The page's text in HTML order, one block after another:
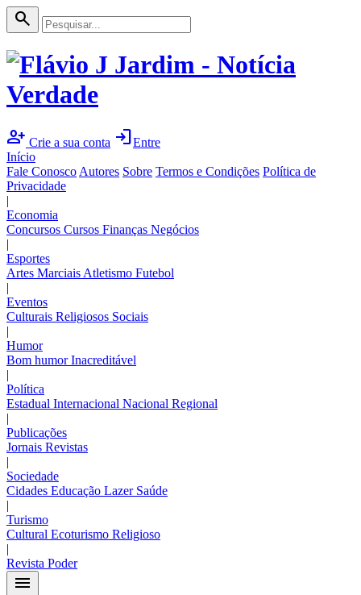
search
person_add Crie a sua conta loginEntre
Início
Fale Conosco Autores Sobre Termos e Condições Política de
Privacidade
|
Economia
Concursos Cursos Finanças Negócios
|
Esportes
Artes Marciais Atletismo Futebol
|
Eventos
Culturais Religiosos Sociais
|
Humor
Bom humorInacreditável
|
Política
Estadual Internacional Nacional Regional
|
Publicações
Jornais Revistas
|
Sociedade
Cidades Educação Lazer Saúde
|
Turismo
Cultural Ecoturismo Religioso
|
Revista Poder
menu